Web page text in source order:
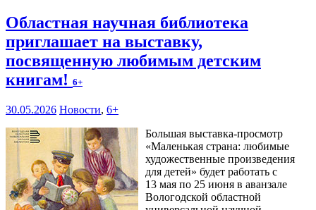
Областная научная библиотека
приглашает на выставку,
посвященную любимым детским
книгам! 6+
30.05.2026 Новости, 6+
Большая выставка-просмотр
«Маленькая страна: любимые
художественные произведения
для детей» будет работать с
13 мая по 25 июня в аванзале
Вологодской областной